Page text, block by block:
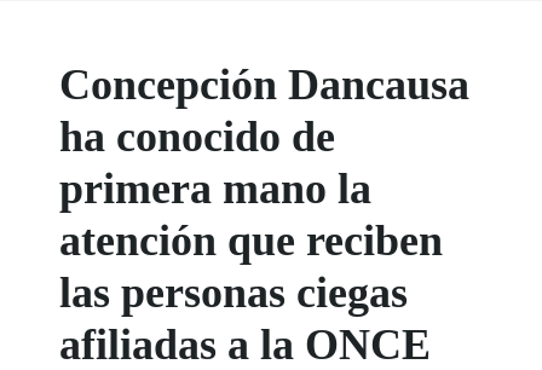
Concepción Dancausa
ha conocido de
primera mano la
atención que reciben
las personas ciegas
afiliadas a la ONCE